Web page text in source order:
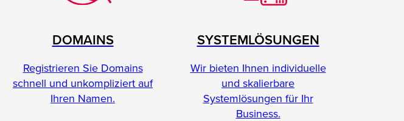
DOMAINS
Registrieren Sie Domains
schnell und unkompliziert auf
Ihren Namen.
SYSTEMLÖSUNGEN
Wir bieten Ihnen individuelle
und skalierbare
Systemlösungen für Ihr
Business.